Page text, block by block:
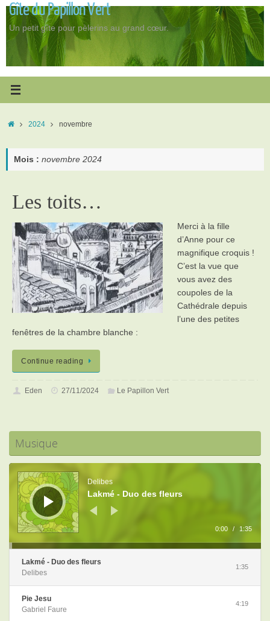
Passer
contenu
Gîte du Papillon Vert
Un petit gîte pour pèlerins au grand cœur.
Accueil
2024 novembre
Mois : novembre 2024
Les toits…
Merci à la fille
d’Anne pour ce
magnifique croquis !
C’est la vue que
vous avez des
coupoles de la
Cathédrale depuis
l’une des petites
fenêtres de la chambre blanche :
Continue reading
Eden 27/11/2024 Le Papillon Vert
Musique
Lecteur
audio
Delibes
Lakmé - Duo des fleurs
0:00 / 1:35
Lakmé - Duo des fleurs
Delibes
1:35
Pie Jesu
Gabriel Faure
4:19